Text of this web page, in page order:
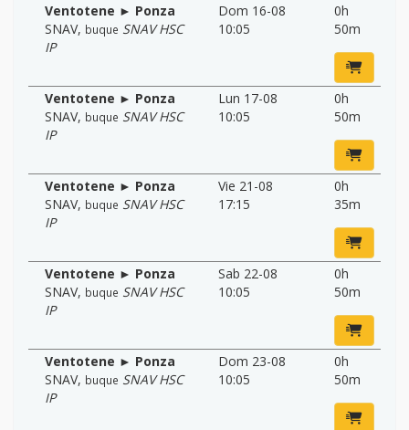
Ventotene ► Ponza
SNAV, buque SNAV HSC
IP
Dom 16-08
10:05
0h
50m
Ventotene ► Ponza
SNAV, buque SNAV HSC
IP
Lun 17-08
10:05
0h
50m
Ventotene ► Ponza
SNAV, buque SNAV HSC
IP
Vie 21-08
17:15
0h
35m
Ventotene ► Ponza
SNAV, buque SNAV HSC
IP
Sab 22-08
10:05
0h
50m
Ventotene ► Ponza
SNAV, buque SNAV HSC
IP
Dom 23-08
10:05
0h
50m